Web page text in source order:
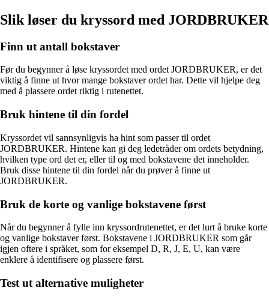
Slik løser du kryssord med JORDBRUKER
Finn ut antall bokstaver
Før du begynner å løse kryssordet med ordet JORDBRUKER, er det
viktig å finne ut hvor mange bokstaver ordet har. Dette vil hjelpe deg
med å plassere ordet riktig i rutenettet.
Bruk hintene til din fordel
Kryssordet vil sannsynligvis ha hint som passer til ordet
JORDBRUKER. Hintene kan gi deg ledetråder om ordets betydning,
hvilken type ord det er, eller til og med bokstavene det inneholder.
Bruk disse hintene til din fordel når du prøver å finne ut
JORDBRUKER.
Bruk de korte og vanlige bokstavene først
Når du begynner å fylle inn kryssordrutenettet, er det lurt å bruke korte
og vanlige bokstaver først. Bokstavene i JORDBRUKER som går
igjen oftere i språket, som for eksempel D, R, J, E, U, kan være
enklere å identifisere og plassere først.
Test ut alternative muligheter